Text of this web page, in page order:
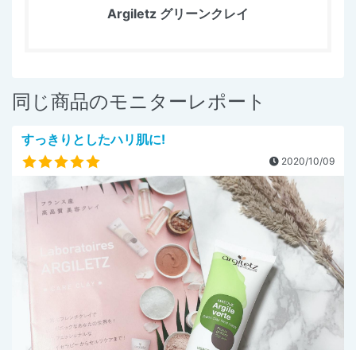
Argiletz グリーンクレイ
同じ商品のモニターレポート
すっきりとしたハリ肌に!
2020/10/09